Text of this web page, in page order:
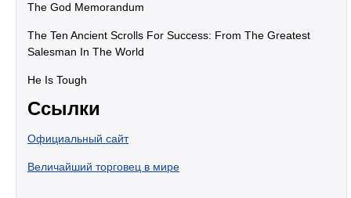
The God Memorandum
The Ten Ancient Scrolls For Success: From The Greatest
Salesman In The World
He Is Tough
Ссылки
Официальный сайт
Величайший торговец в мире